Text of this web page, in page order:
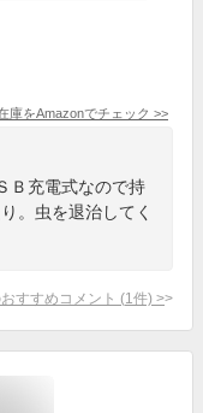
庫をAmazonでチェック >>
Ｂ充電式なので持
。虫を退治してく
すすめコメント (1 件) >